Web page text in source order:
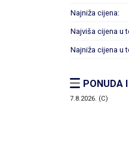
Najniža cijena:
Najviša cijena u
Najniža cijena u
PONUDA
7.8.2026. (C)